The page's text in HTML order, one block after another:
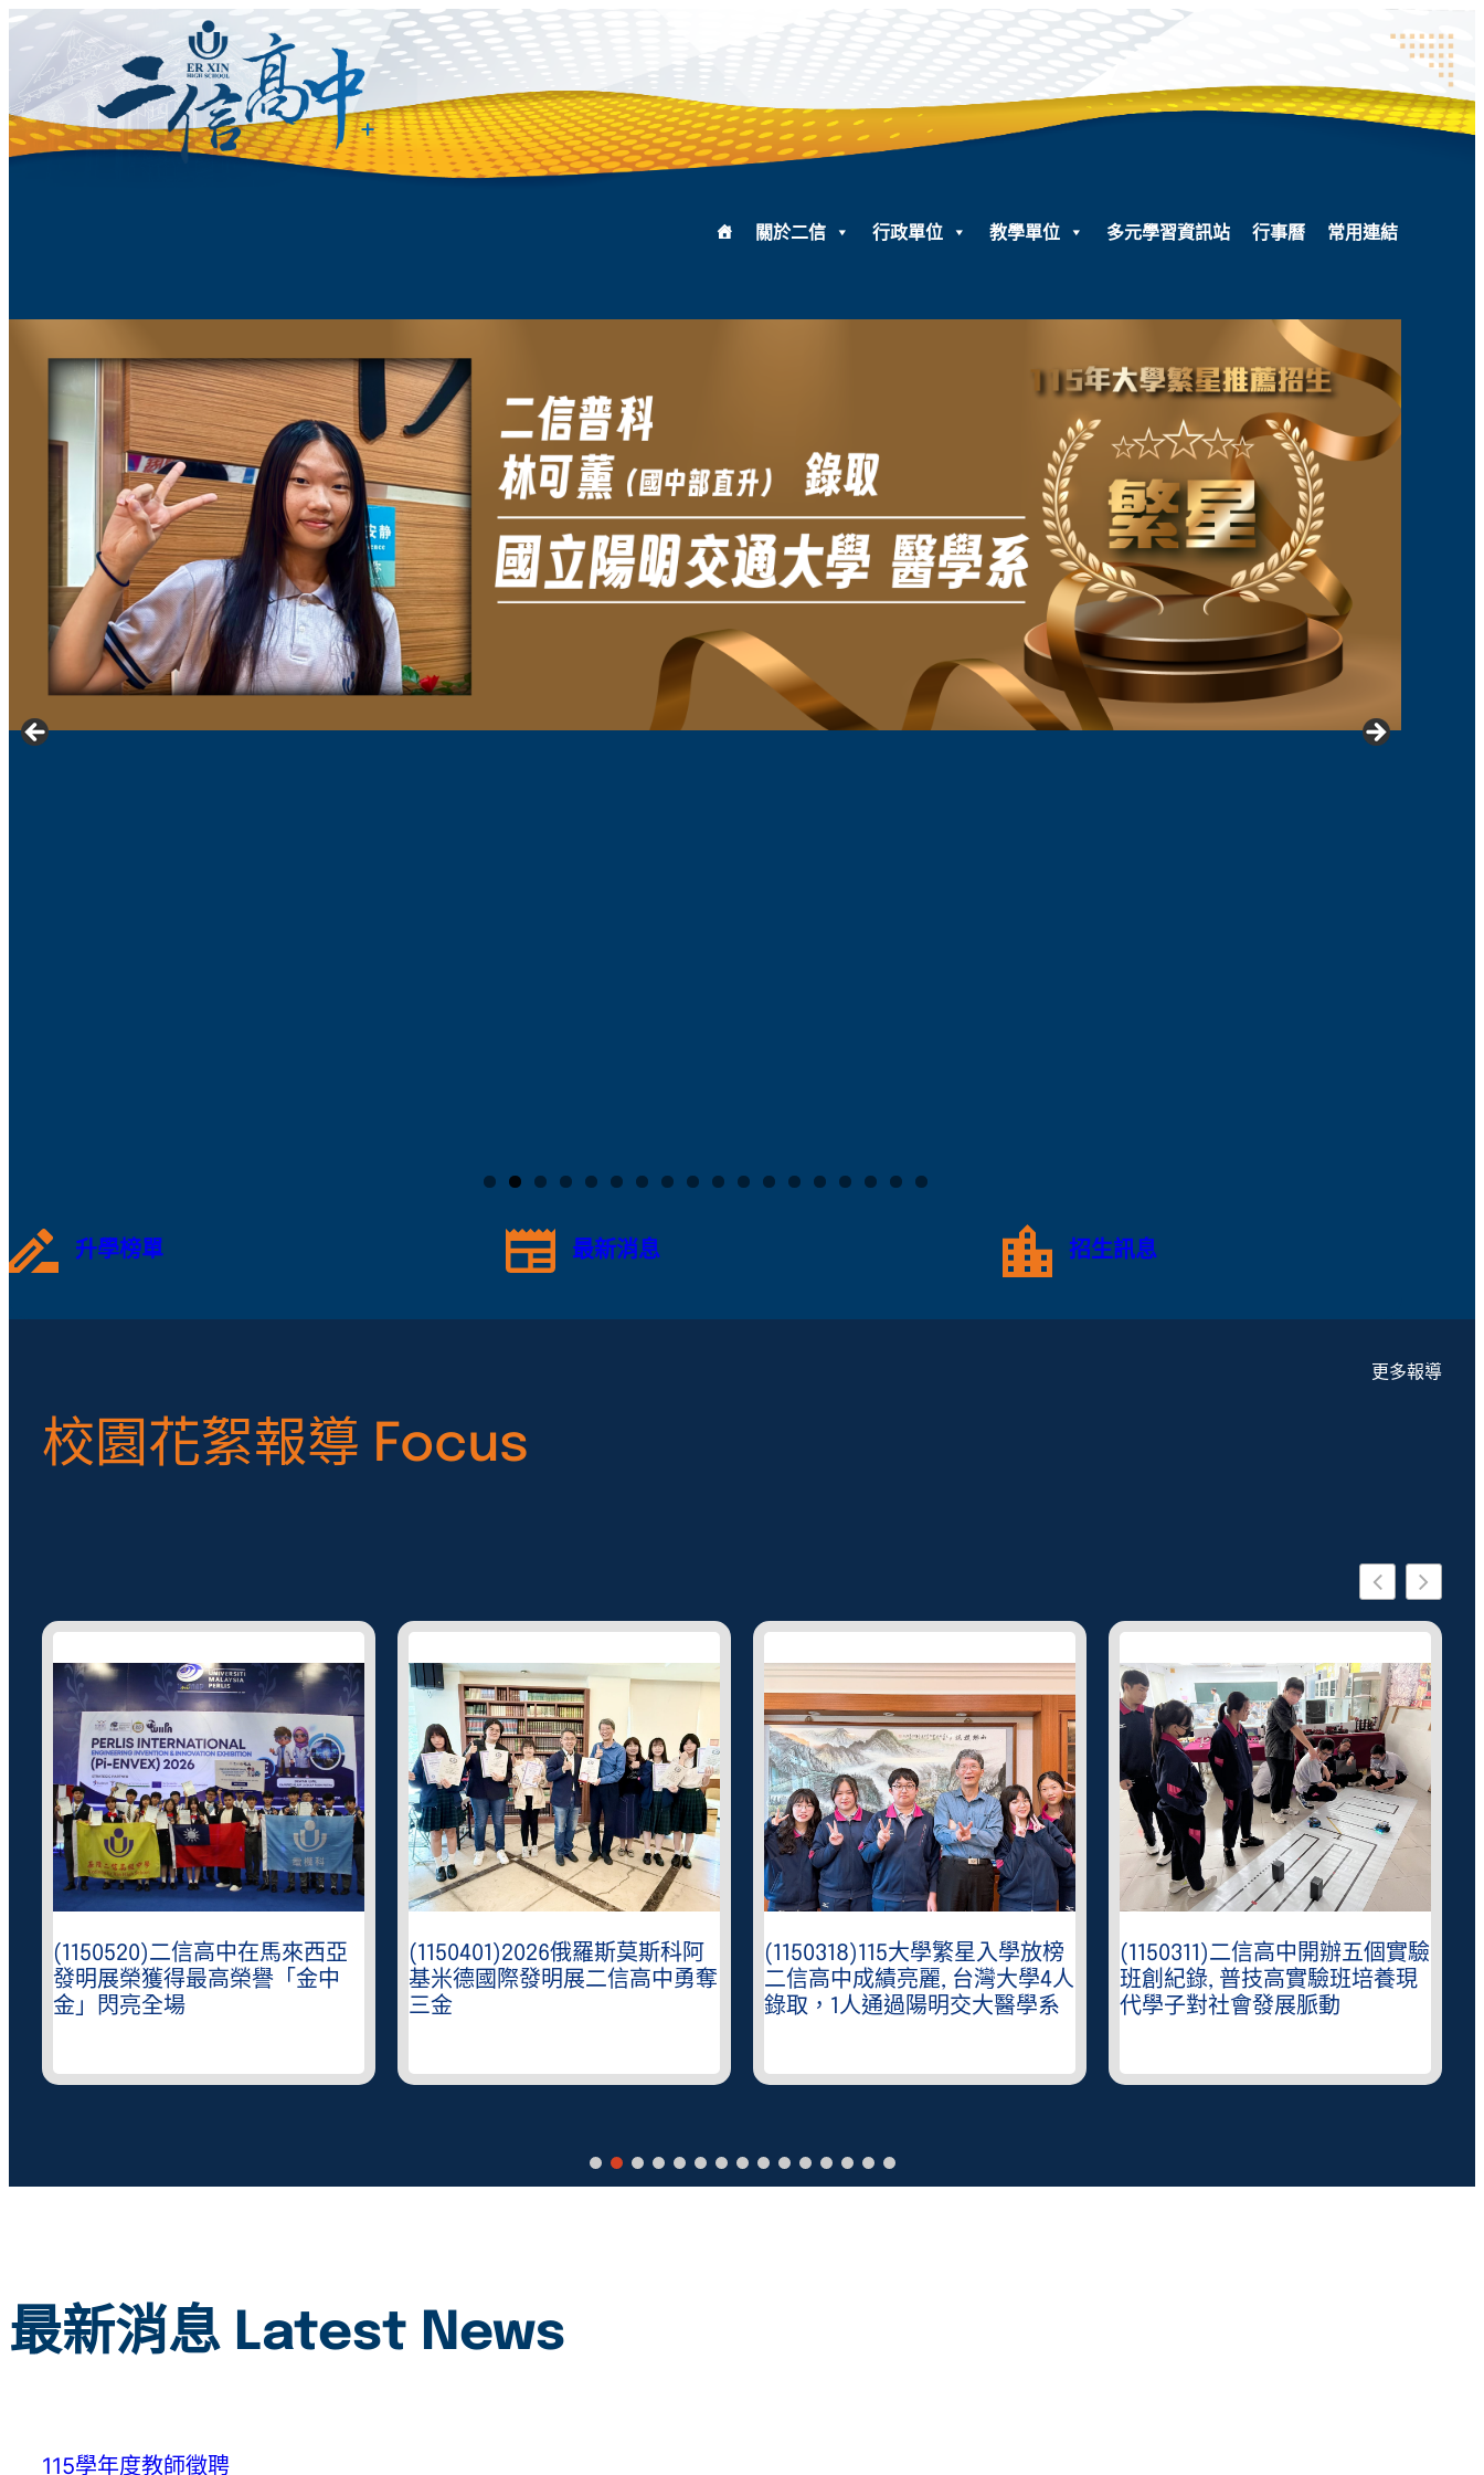
跳
要
內
關於二信 行政單位 教學單位 多元學習資訊站 行事曆 常用連結
升學榜單 最新消息 招生訊息
校園花絮報導 Focus
更多報導
(1150401)2026俄羅斯莫斯科阿
基米德國際發明展二信高中勇奪
三金
(1150318)115大學繁星入學放榜
二信高中成績亮麗, 台灣大學4人
錄取，1人通過陽明交大醫學系
(1150311)二信高中開辦五個實驗
班創紀錄, 普技高實驗班培養現
代學子對社會發展脈動
(1150202)第十四屆專業英文詞
彙與聽寫說能力決賽, 二信獲團
體冠軍
最新消息 Latest News
115學年度教師徵聘